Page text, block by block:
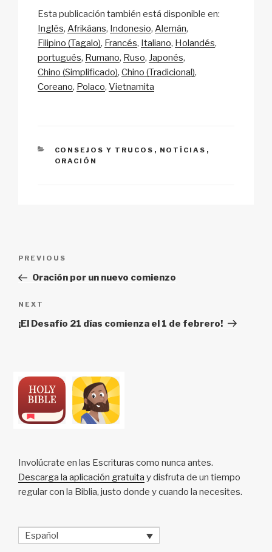
p
y
Li
n
ail c
e
b
o
at
s
A
p
a
p
c
h
ar
e
Esta publicación también está disponible en:
Inglés Afrikáans Indonesio Alemán
Filipino (Tagalo) Francés Italiano Holandés
portugués Rumano Ruso Japonés
Chino (Simplificado) Chino (Tradicional)
Coreano Polaco Vietnamita
CATEGORIES
CONSEJOS Y TRUCOS , NOTÍCIAS ,
ORACIÓN
Previous
Post
PREVIOUS
Oración por un nuevo comienzo
Next
Post
NEXT
¡El Desafío 21 días comienza el 1 de febrero!
Involúcrate en las Escrituras como nunca antes.
Descarga la aplicación gratuita y disfruta de un tiempo
regular con la Biblia, justo donde y cuando la necesites.
Español